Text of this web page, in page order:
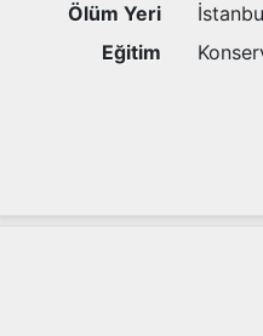
Ölüm Yeri
Eğitim